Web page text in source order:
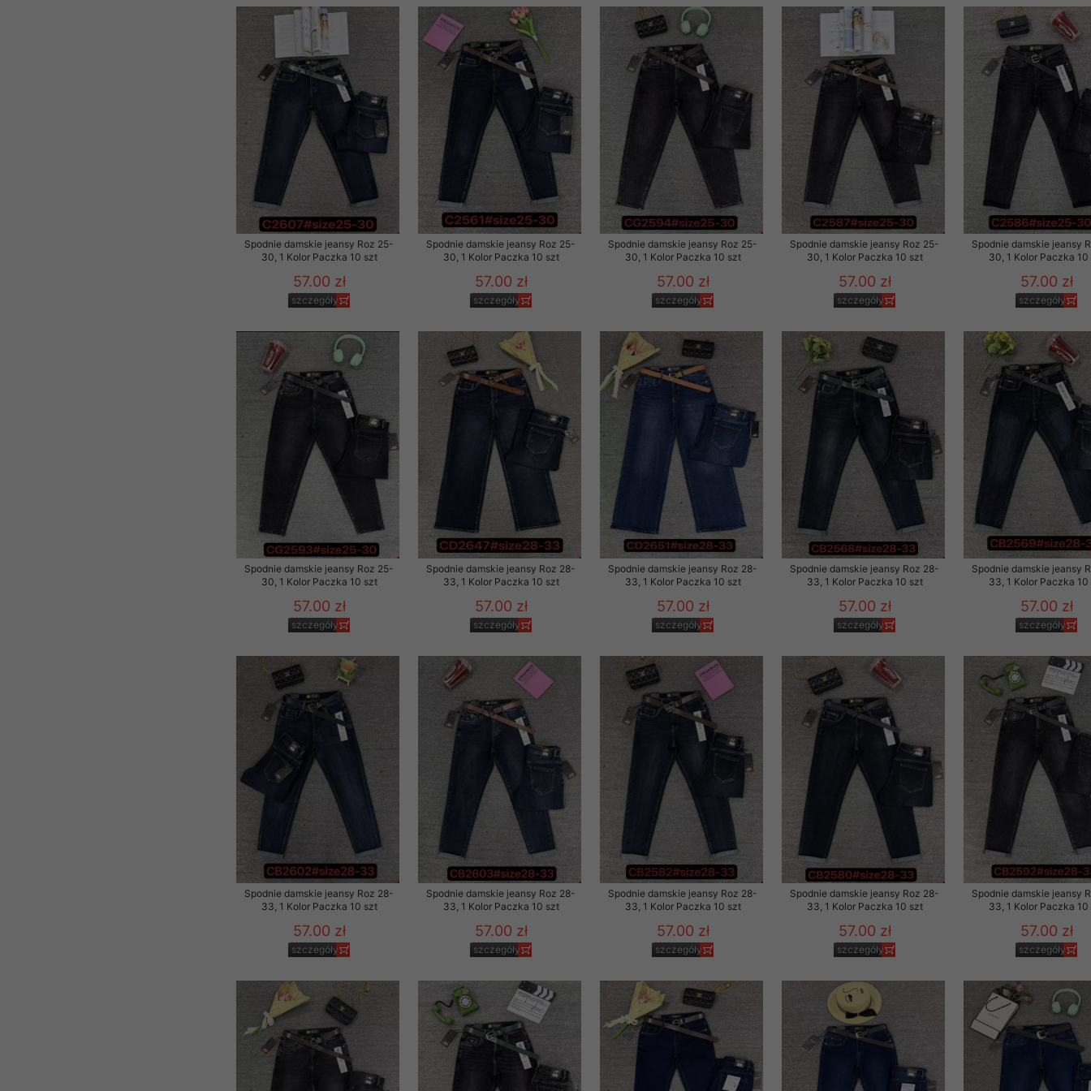
Spodnie damskie jeansy Roz 25-
30, 1 Kolor Paczka 10 szt
57.00 zł
szczegóły
Spodnie damskie jeansy Roz 25-
30, 1 Kolor Paczka 10 szt
57.00 zł
szczegóły
Spodnie damskie jeansy Roz 25-
30, 1 Kolor Paczka 10 szt
57.00 zł
szczegóły
Spodnie damskie jeansy Roz 25-
30, 1 Kolor Paczka 10 szt
57.00 zł
szczegóły
Spodnie damskie jeansy
30, 1 Kolor Paczka 10
57.00 zł
szczegóły
Spodnie damskie jeansy Roz 25-
30, 1 Kolor Paczka 10 szt
57.00 zł
szczegóły
Spodnie damskie jeansy Roz 28-
33, 1 Kolor Paczka 10 szt
57.00 zł
szczegóły
Spodnie damskie jeansy Roz 28-
33, 1 Kolor Paczka 10 szt
57.00 zł
szczegóły
Spodnie damskie jeansy Roz 28-
33, 1 Kolor Paczka 10 szt
57.00 zł
szczegóły
Spodnie damskie jeansy
33, 1 Kolor Paczka 10
57.00 zł
szczegóły
Spodnie damskie jeansy Roz 28-
33, 1 Kolor Paczka 10 szt
57.00 zł
szczegóły
Spodnie damskie jeansy Roz 28-
33, 1 Kolor Paczka 10 szt
57.00 zł
szczegóły
Spodnie damskie jeansy Roz 28-
33, 1 Kolor Paczka 10 szt
57.00 zł
szczegóły
Spodnie damskie jeansy Roz 28-
33, 1 Kolor Paczka 10 szt
57.00 zł
szczegóły
Spodnie damskie jeansy
33, 1 Kolor Paczka 10
57.00 zł
szczegóły